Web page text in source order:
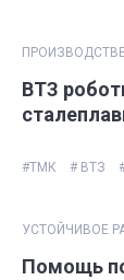
ВТЗ
#ТМК # ВТЗ
УСТОЙЧИВОЕ
Помощь